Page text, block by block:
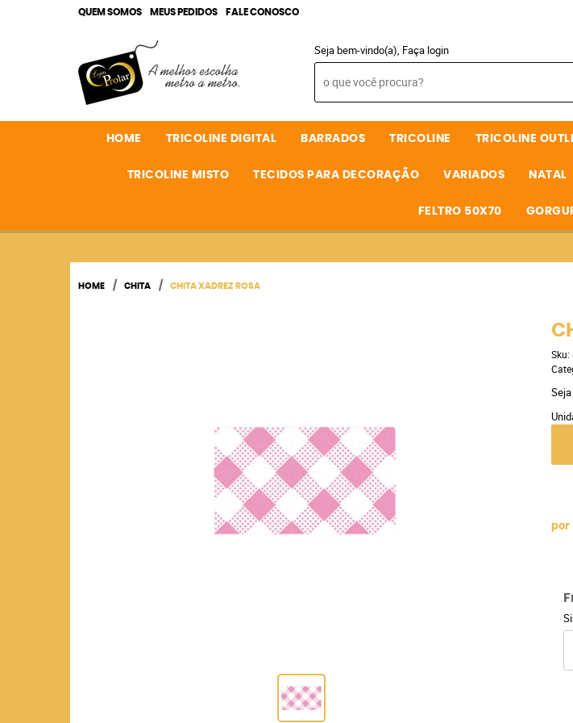
QUEM SOMOS MEUS PEDIDOS FALE CONOSCO
Seja bem-vindo(a), Faça login
HOME TRICOLINE DIGITAL BARRADOS TRICOLINE TRICOLINE
TRICOLINE MISTO TECIDOS PARA DECORAÇÃO VARIADOS NATAL
FELTRO 50X70
HOME CHITA CHITA XADREZ ROSA
Sku:
por